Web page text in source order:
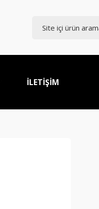
İLETİŞİM